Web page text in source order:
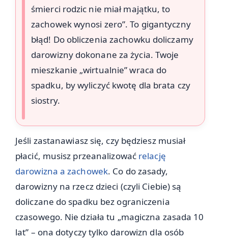
śmierci rodzic nie miał majątku, to
zachowek wynosi zero”. To gigantyczny
błąd! Do obliczenia zachowku doliczamy
darowizny dokonane za życia. Twoje
mieszkanie „wirtualnie” wraca do
spadku, by wyliczyć kwotę dla brata czy
siostry.
Jeśli zastanawiasz się, czy będziesz musiał
płacić, musisz przeanalizować relację
darowizna a zachowek. Co do zasady,
darowizny na rzecz dzieci (czyli Ciebie) są
doliczane do spadku bez ograniczenia
czasowego. Nie działa tu „magiczna zasada 10
lat” – ona dotyczy tylko darowizn dla osób